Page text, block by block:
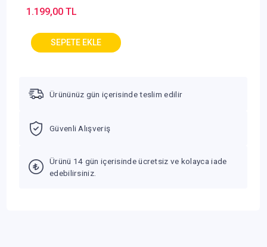
Siyah (GLO-MS-DV2-
MB)
1.199,00 TL
Ürününüz gün içerisinde teslim edilir
Güvenli Alışveriş
Ürünü 14 gün içerisinde ücretsiz ve kolayca iade
edebilirsiniz.